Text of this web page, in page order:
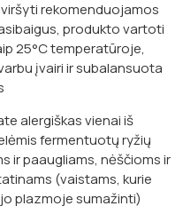
rekomenduojamos
produkto vartoti
25°C temperatūroje,
įvairi ir subalansuota
alergiškas vienai iš
fermentuotų ryžių
ir paaugliams, nėščioms ir
(vaistams, kurie
plazmoje sumažinti)